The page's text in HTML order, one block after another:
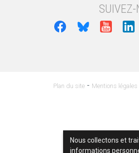
SUIVEZ-
Plan du site - Mentions légales
Nous collectons et
informations